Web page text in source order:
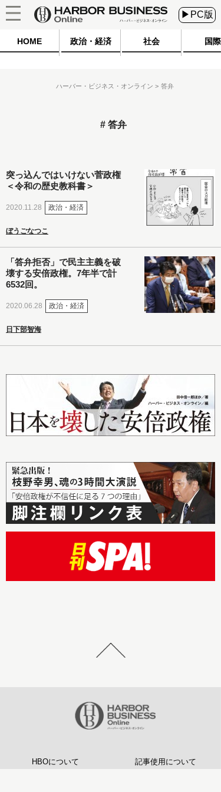
▶PC版
HOME 政治・経済 社会 国際
ハーバー・ビジネス・オンライン 答弁
答弁
突っ込んではいけない菅政権
＜令和の歴史教科書＞
2020.11.28 政治・経済
ぼうごなつこ
「答弁拒否」で民主主義を破
壊する安倍政権。7年半で計
6532回。
2020.06.28 政治・経済
日下部智海
HBOについて 記事使用について